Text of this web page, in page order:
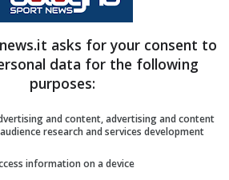
il 40′ per rendersi
asks for your consent to
data for the following
purposes:
and content, advertising and content
research and services development
information on a device